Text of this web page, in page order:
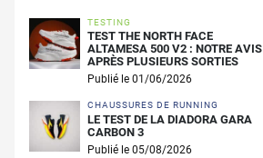
TESTING
TEST THE NORTH FACE
ALTAMESA 500 V2 : NOTRE AVIS
APRÈS PLUSIEURS SORTIES
Publié le 01/06/2026
CHAUSSURES DE RUNNING
LE TEST DE LA DIADORA GARA
CARBON 3
Publié le 05/08/2026